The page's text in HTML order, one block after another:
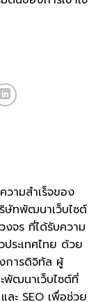
ามสำเร็จของ
ษัทพัฒนาเว็บไซต์
งจร ที่ได้รับความ
ระเทศไทย ด้วย
การดิจิทัล ผู้
พัฒนาเว็บไซต์ที่
ะ SEO เพื่อช่วย